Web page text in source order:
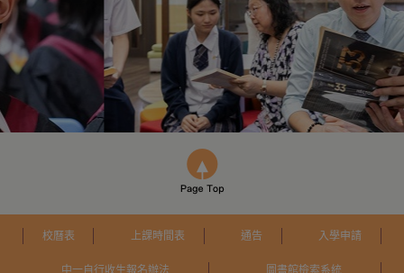
校曆表 上課時間表 通告 入學申請
中一自行收生報名辦法 圖書館檢索系統